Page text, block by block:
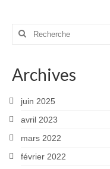
Rechercher
Archives
juin 2025
avril 2023
mars 2022
février 2022